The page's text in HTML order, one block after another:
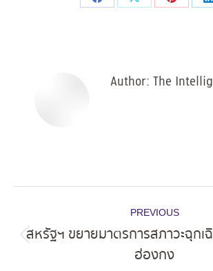
Share
Share
Share
Author: The
navigation
PREVIOUS
Previous
post:
สหรัฐฯ ขยายมาตรการสภาวะฉุก
ฮ่องกง